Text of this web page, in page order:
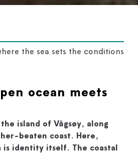
the sea sets the conditions
ocean meets
island of Vågsøy, along
beaten coast. Here,
is identity itself. The coastal